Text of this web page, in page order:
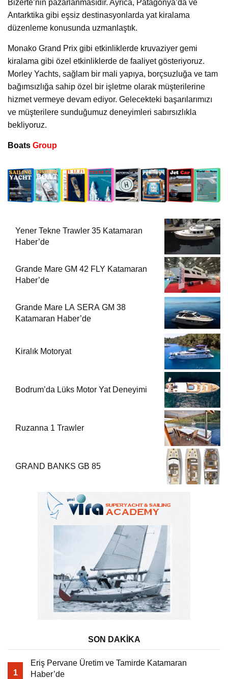
Bizerte’nin pazarlanmasıdır. Ayrıca, Patagonya’da ve
Antarktika gibi eşsiz destinasyonlarda yat kiralama
düzenleme konusunda uzmanlaştık.
Monako Grand Prix gibi etkinliklerde kruvaziyer gemi
kiralama gibi özel etkinliklerde de faaliyet gösteriyoruz.
Morley Yachts, sağlam bir mali yapıya, borçsuzluğa ve tam
bağımsızlığa sahip özel bir işletme olarak müşterilerine
hizmet vermeye devam ediyor. Gelecekteki başarılarımızı
ve müşterilere sunduğumuz deneyimleri sabırsızlıkla
bekliyoruz.
Boats Group
Yener Tekne Trawler 35 Katamaran
Haber’de
Grande Mare GM 42 FLY Katamaran
Haber’de
Grande Mare LA SERA GM 38
Katamaran Haber’de
Kiralık Motoryat
Bodrum’da Lüks Motor Yat Deneyimi
Ruzanna 1 Trawler
GRAND BANKS GB 85
SON DAKİKA
1
Eriş Pervane Üretim ve Tamirde Katamaran
Haber’de